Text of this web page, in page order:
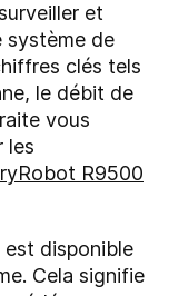
et
système de
clés tels
le débit de
vous
les
R9500
est disponible
Cela signifie